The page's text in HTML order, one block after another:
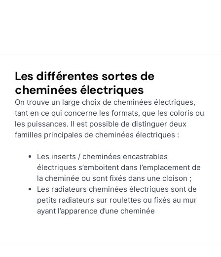
Les différentes sortes de
cheminées électriques
On trouve un large choix de cheminées électriques,
tant en ce qui concerne les formats, que les coloris ou
les puissances. Il est possible de distinguer deux
familles principales de cheminées électriques :
Les inserts / cheminées encastrables
électriques s’emboitent dans l’emplacement de
la cheminée ou sont fixés dans une cloison ;
Les radiateurs cheminées électriques sont de
petits radiateurs sur roulettes ou fixés au mur
ayant l’apparence d’une cheminée